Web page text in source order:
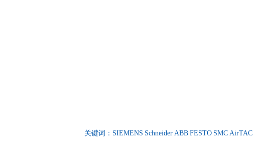
关键词： SIEMENS Schneider ABB FESTO SMC AirTAC